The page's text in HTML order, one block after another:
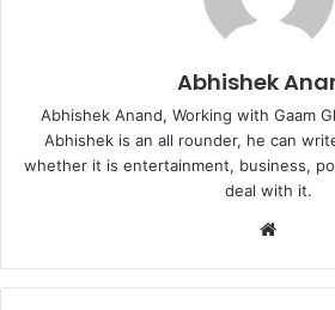
Abhishek
Abhishek Anand, Working with Gaam
Abhishek is an all rounder, he can
whether it is entertainment, business,
deal with it.
Website